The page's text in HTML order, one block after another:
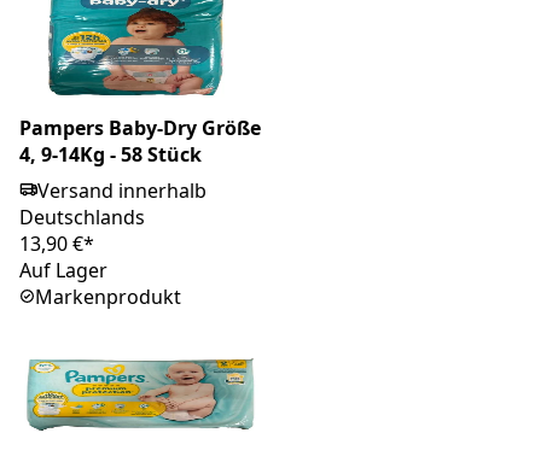
Pampers Baby-Dry Größe
4, 9-14Kg - 58 Stück
Versand innerhalb
Deutschlands
13,90 €*
Auf Lager
Markenprodukt